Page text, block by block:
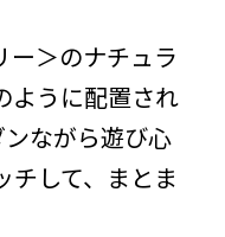
＞のナチュラ
ように配置され
ながら遊び心
チして、まとま